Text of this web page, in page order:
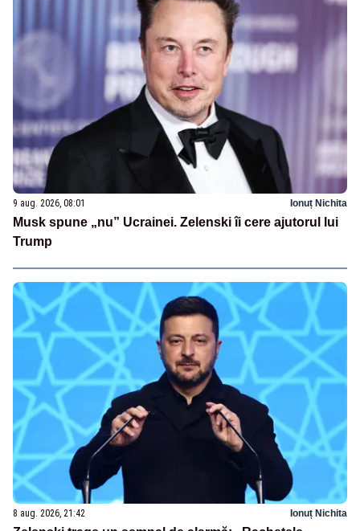
9 aug. 2026, 08:01 Ionuț Nichita
Musk spune „nu” Ucrainei. Zelenski îi cere ajutorul lui
Trump
8 aug. 2026, 21:42 Ionuț Nichita